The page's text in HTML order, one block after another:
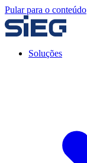
Pular para o conteúdo
Soluções